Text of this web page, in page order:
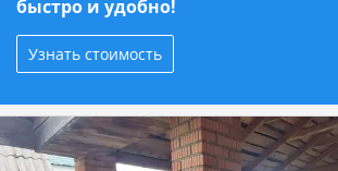
быстро и удобно!
Узнать стоимость